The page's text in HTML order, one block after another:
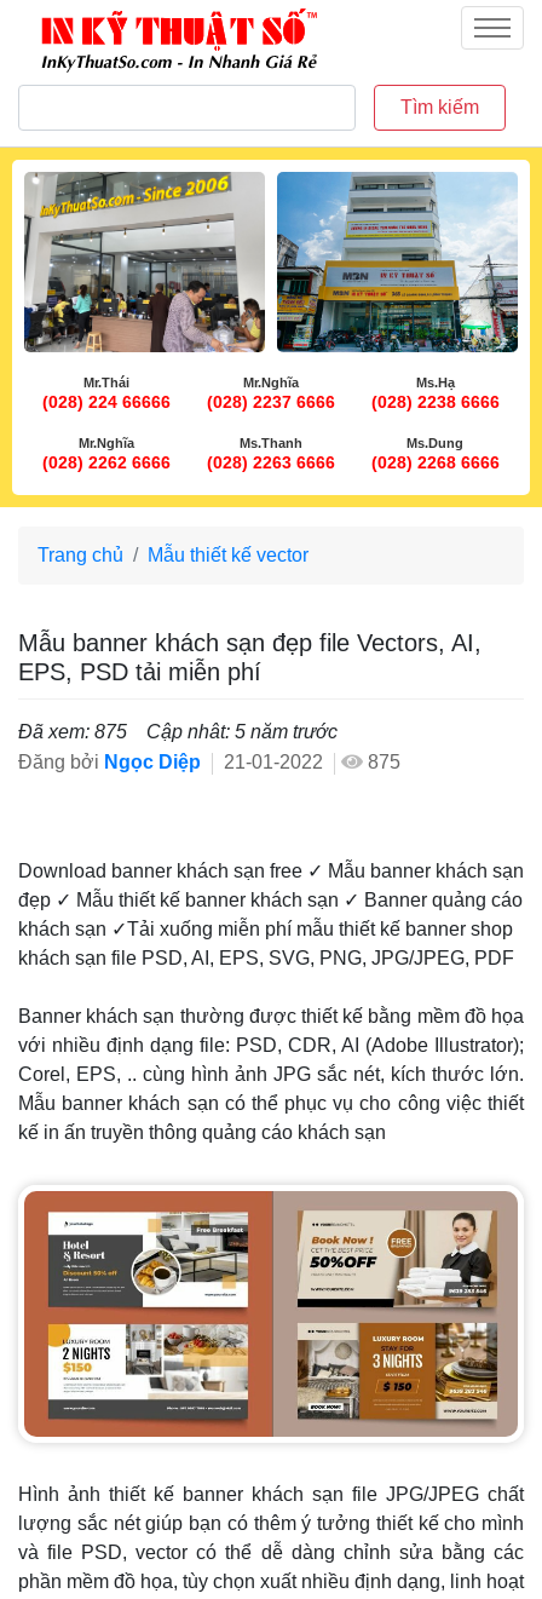
inkythuatso.com
Menu
Tìm kiếm
Mr.Thái
(028) 224 66666
Mr.Nghĩa
(028) 2237 6666
Ms.Hạ
(028) 2238 6666
Mr.Nghĩa
(028) 2262 6666
Ms.Thanh
(028) 2263 6666
Ms.Dung
(028) 2268 6666
Trang chủ Mẫu thiết kế vector
Mẫu banner khách sạn đẹp file Vectors, AI,
EPS, PSD tải miễn phí
Đã xem: 875
Cập nhât: 5 năm trước
Đăng bởi Ngọc Diệp 21-01-2022 875
Download banner khách sạn free ✓ Mẫu banner khách sạn
đẹp ✓ Mẫu thiết kế banner khách sạn ✓ Banner quảng cáo
khách sạn ✓Tải xuống miễn phí mẫu thiết kế banner shop
khách sạn file PSD, AI, EPS, SVG, PNG, JPG/JPEG, PDF
Banner khách sạn thường được thiết kế bằng mềm đồ họa
với nhiều định dạng file: PSD, CDR, AI (Adobe Illustrator);
Corel, EPS, .. cùng hình ảnh JPG sắc nét, kích thước lớn.
Mẫu banner khách sạn có thể phục vụ cho công việc thiết
kế in ấn truyền thông quảng cáo khách sạn
Hình ảnh thiết kế banner khách sạn file JPG/JPEG chất
lượng sắc nét giúp bạn có thêm ý tưởng thiết kế cho mình
và file PSD, vector có thể dễ dàng chỉnh sửa bằng các
phần mềm đồ họa, tùy chọn xuất nhiều định dạng, linh hoạt